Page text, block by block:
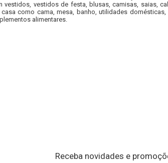
vestidos, vestidos de festa, blusas, camisas, saias,
como cama, mesa, banho, utilidades
alimentares.
Receba novidades e